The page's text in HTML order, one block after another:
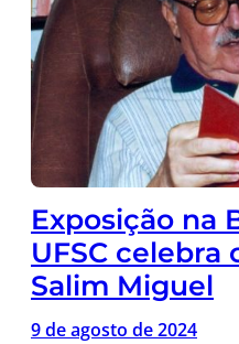
Exposição na
UFSC
Salim Miguel
9 de agosto de 2024